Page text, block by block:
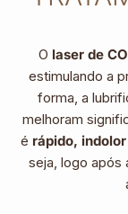
O laser de
estimulando a
forma, a
melhoram
é rápido,
seja, logo após